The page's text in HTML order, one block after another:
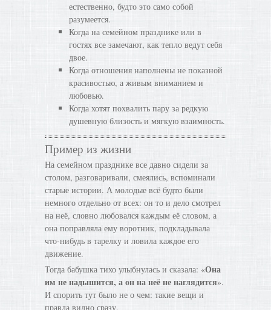
естественно, будто это само собой
разумеется.
Когда на семейном празднике или в
гостях все замечают, как тепло ведут себя
двое.
Когда отношения наполнены не показной
красивостью, а живым вниманием и
любовью.
Когда хотят похвалить пару за редкую
душевную близость и мягкую взаимность.
Пример из жизни
На семейном празднике все давно сидели за
столом, разговаривали, смеялись, вспоминали
старые истории. А молодые всё будто были
немного отдельно от всех: он то и дело смотрел
на неё, словно любовался каждым её словом, а
она поправляла ему воротник, подкладывала
что-нибудь в тарелку и ловила каждое его
движение.
Тогда бабушка тихо улыбнулась и сказала: «Она
им не надышится, а он на неё не наглядится».
И спорить тут было не о чем: такие вещи и
правда видно сразу.